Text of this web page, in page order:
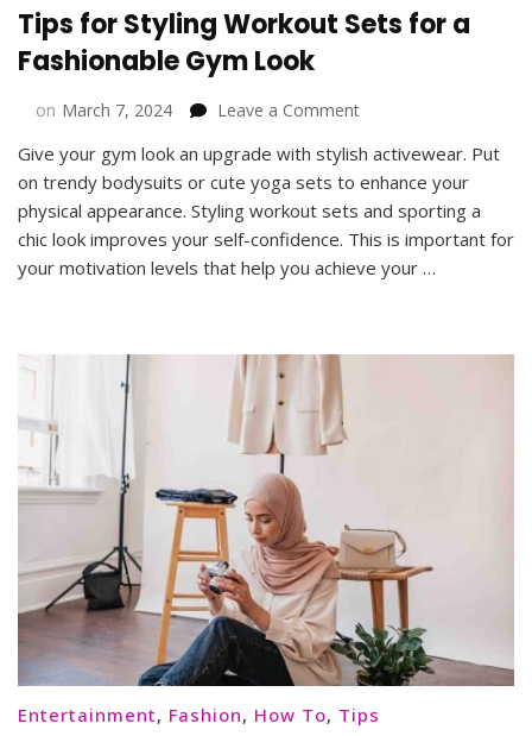
Tips for Styling Workout Sets for a
Fashionable Gym Look
on March 7, 2024 Leave a Commenton
for
Styling
Workout
Sets
Look
Give your gym look an upgrade with stylish activewear. Put
on trendy bodysuits or cute yoga sets to enhance your
physical appearance. Styling workout sets and sporting a
chic look improves your self-confidence. This is important for
your motivation levels that help you achieve your …
Entertainment, Fashion, How To, Tips